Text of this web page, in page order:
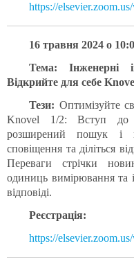
https://
16 травня 2024 о
Тема: Інженерні
Відкрийте для себе
Тези: Оптимізуйте
Knovel 1/2: Вступ до
розширений пошук і
сповіщення та діліться
Переваги стрічки
одиниць вимірювання та
відповіді.
Реєстрація:
https://